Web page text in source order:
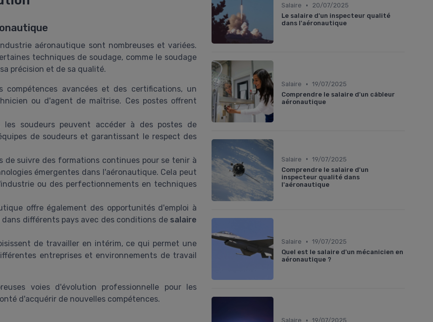
aéronautique sont nombreuses et variées.
techniques de soudage, comme le soudage
précision et de sa qualité.
compétences avancées et des certifications, un
ou d'agent de maîtrise. Ces postes offrent
les soudeurs peuvent accéder à des postes de
de soudeurs et garantissant le respect des
de suivre des formations continues pour se tenir à
émergentes dans l'aéronautique. Cela peut
ou des perfectionnements en techniques
offre également des opportunités d'emploi à
différents pays avec des conditions de salaire
de travailler en intérim, ce qui permet une
entreprises et environnements de travail
voies d'évolution professionnelle pour les
d'acquérir de nouvelles compétences.
Salaire •
20/07/2025
Le salaire d'un inspecteur qualité
dans l'aéronautique
Salaire • 19/07/2025
Comprendre le salaire d'un câbleur
aéronautique
Salaire • 19/07/2025
Comprendre le salaire d'un
inspecteur qualité dans
l'aéronautique
Salaire • 19/07/2025
Quel est le salaire d'un mécanicien en
aéronautique ?
Salaire • 19/07/2025